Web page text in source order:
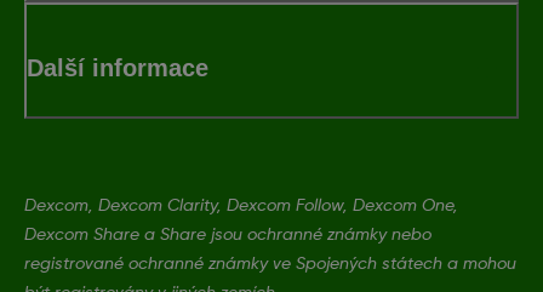
Další informace
Dexcom, Dexcom Clarity, Dexcom Follow, Dexcom One,
Dexcom Share a Share jsou ochranné známky nebo
registrované ochranné známky ve Spojených státech a mohou